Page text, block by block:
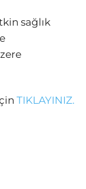
sağlık
TIKLAYINIZ.